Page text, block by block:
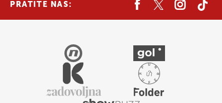
PRATITE NAS: